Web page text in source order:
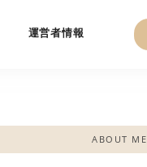
運営者情報
ABOUT ME